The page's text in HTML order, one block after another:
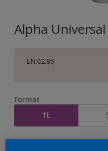
Alpha
EN.02.85
Format
1L